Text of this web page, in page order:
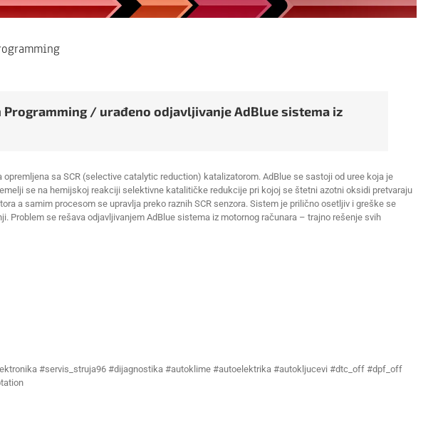
Programming / urađeno odjavljivanje AdBlue sistema iz
sa SCR (selective catalytic reduction) katalizatorom. AdBlue se sastoji od uree koja je
se na hemijskoj reakciji selektivne katalitičke redukcije pri kojoj se štetni azotni oksidi pretvaraju
a samim procesom se upravlja preko raznih SCR senzora. Sistem je prilično osetljiv i greške se
Problem se rešava odjavljivanjem AdBlue sistema iz motornog računara – trajno rešenje svih
#servis_struja96 #dijagnostika #autoklime #autoelektrika #autokljucevi #dtc_off #dpf_off